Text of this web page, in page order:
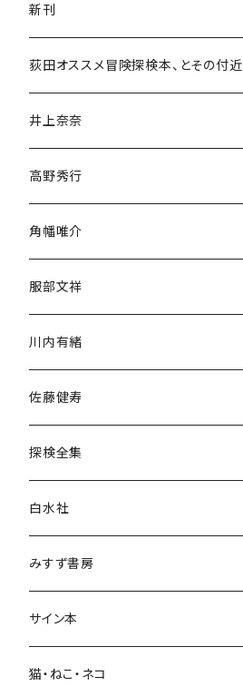
新刊
和書
文学・小説・物語
随筆・ノンフィクション・その他
民族・風習
言語・ことば
荻田オススメ冒険探検本、とその付近
井上奈奈
高野秀行
角幡唯介
服部文祥
川内有緒
佐藤健寿
探検全集
白水社
みすず書房
サイン本
猫・ねこ・ネコ